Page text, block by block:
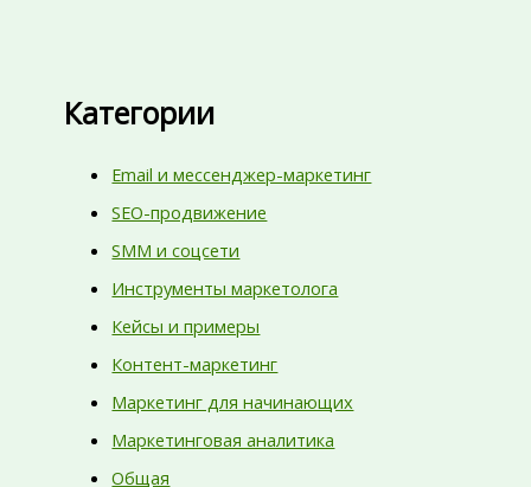
Категории
Email и мессенджер-маркетинг
SEO-продвижение
SMM и соцсети
Инструменты маркетолога
Кейсы и примеры
Контент-маркетинг
Маркетинг для начинающих
Маркетинговая аналитика
Общая